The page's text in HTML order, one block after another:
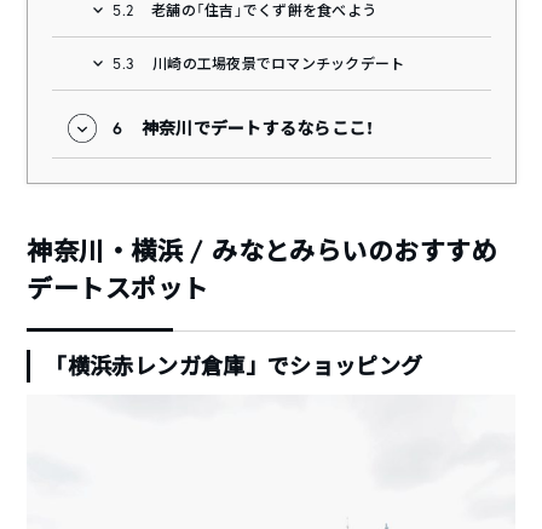
5.2 老舗の「住吉」でくず餅を食べよう
5.3 川崎の工場夜景でロマンチックデート
6 神奈川でデートするならここ！
神奈川・横浜 / みなとみらいのおすすめ
デートスポット
「横浜赤レンガ倉庫」でショッピング